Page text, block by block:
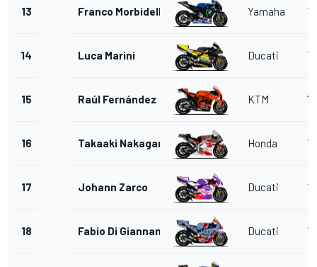
13 Franco Morbidelli Yamaha 13
14 Luca Marini Ducati 15
15 Raúl Fernández KTM 14
16 Takaaki Nakagami Honda 13
17 Johann Zarco Ducati 12
18 Fabio Di Giannantonio Ducati 12